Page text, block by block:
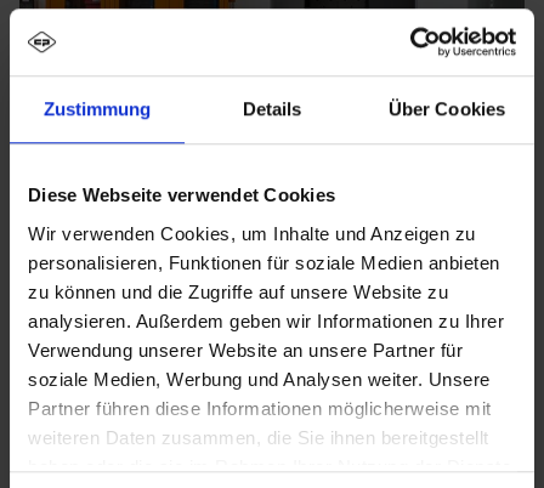
Zustimmung Details Über Cookies
Diese Webseite verwendet Cookies
Wir verwenden Cookies, um Inhalte und Anzeigen zu
personalisieren, Funktionen für soziale Medien anbieten
zu können und die Zugriffe auf unsere Website zu
analysieren. Außerdem geben wir Informationen zu Ihrer
Verwendung unserer Website an unsere Partner für
soziale Medien, Werbung und Analysen weiter. Unsere
Partner führen diese Informationen möglicherweise mit
weiteren Daten zusammen, die Sie ihnen bereitgestellt
haben oder die sie im Rahmen Ihrer Nutzung der Dienste